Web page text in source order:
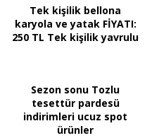
Tek kişilik bellona
karyola ve yatak FİYATI:
250 TL Tek kişilik yavrulu
Sezon sonu Tozlu
tesettür pardesü
indirimleri ucuz spot
ürünler